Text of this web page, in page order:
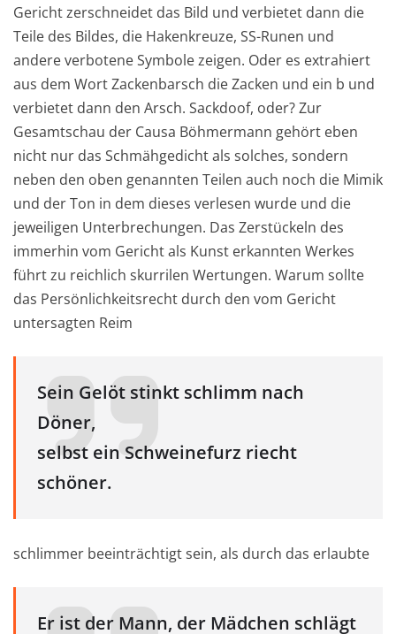
Gericht zerschneidet das Bild und verbietet dann die
Teile des Bildes, die Hakenkreuze, SS-Runen und
andere verbotene Symbole zeigen. Oder es extrahiert
aus dem Wort Zackenbarsch die Zacken und ein b und
verbietet dann den Arsch. Sackdoof, oder? Zur
Gesamtschau der Causa Böhmermann gehört eben
nicht nur das Schmähgedicht als solches, sondern
neben den oben genannten Teilen auch noch die Mimik
und der Ton in dem dieses verlesen wurde und die
jeweiligen Unterbrechungen. Das Zerstückeln des
immerhin vom Gericht als Kunst erkannten Werkes
führt zu reichlich skurrilen Wertungen. Warum sollte
das Persönlichkeitsrecht durch den vom Gericht
untersagten Reim
Sein Gelöt stinkt schlimm nach
Döner,
selbst ein Schweinefurz riecht
schöner.
schlimmer beeinträchtigt sein, als durch das erlaubte
Er ist der Mann, der Mädchen schlägt